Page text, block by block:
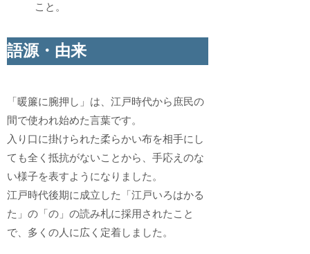
こと。
語源・由来
「暖簾に腕押し」は、江戸時代から庶民の
間で使われ始めた言葉です。
入り口に掛けられた柔らかい布を相手にし
ても全く抵抗がないことから、手応えのな
い様子を表すようになりました。
江戸時代後期に成立した「江戸いろはかる
た」の「の」の読み札に採用されたこと
で、多くの人に広く定着しました。